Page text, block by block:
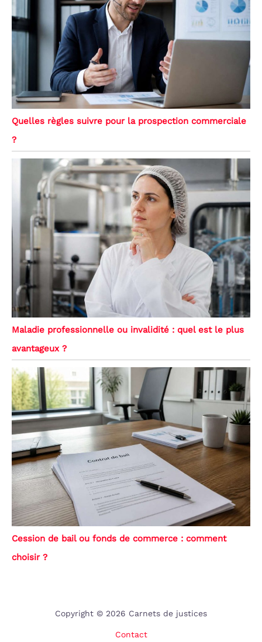
Quelles règles suivre pour la prospection commerciale
?
Maladie professionnelle ou invalidité : quel est le plus
avantageux ?
Cession de bail ou fonds de commerce : comment
choisir ?
Copyright © 2026 Carnets de justices
Contact